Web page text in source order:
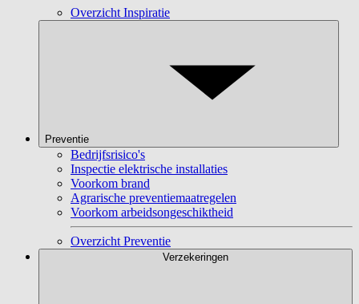
Overzicht Inspiratie
Preventie
Bedrijfsrisico's
Inspectie elektrische installaties
Voorkom brand
Agrarische preventiemaatregelen
Voorkom arbeidsongeschiktheid
Overzicht Preventie
Verzekeringen